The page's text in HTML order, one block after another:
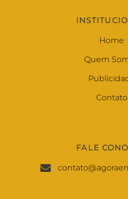
Home
Quem
Contato
FALE